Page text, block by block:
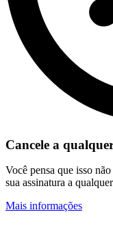
Cancele a
Você pensa que isso
sua assinatura a
Mais informações